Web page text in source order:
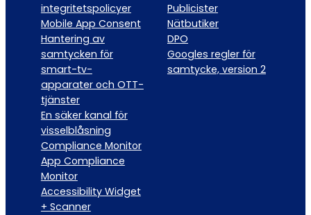
integritetspolicyer
Mobile App Consent
Hantering av
samtycken för
smart-tv-
apparater och OTT-
tjänster
En säker kanal för
visselblåsning
Compliance Monitor
App Compliance
Monitor
Accessibility Widget
+ Scanner
Publicister
Nätbutiker
DPO
Googles regler för
samtycke, version 2